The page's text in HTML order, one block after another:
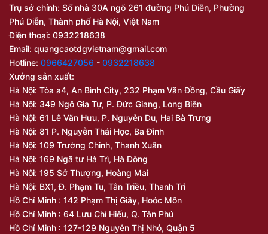
Trụ sở chính: Số nhà 30A ngõ 261 đường Phú Diễn, Phường
Phú Diễn, Thành phố Hà Nội, Việt Nam
Điện thoại: 0932218638
Email: quangcaotdgvietnam@gmail.com
Hotline: 0966427056 - 0932218638
Xưởng sản xuất:
Hà Nội: Tòa a4, An Bình City, 232 Phạm Văn Đồng, Cầu Giấy
Hà Nội: 349 Ngô Gia Tự, P. Đức Giang, Long Biên
Hà Nội: 61 Lê Văn Hưu, P. Nguyễn Du, Hai Bà Trưng
Hà Nội: 81 P. Nguyễn Thái Học, Ba Đình
Hà Nội: 109 Trường Chinh, Thanh Xuân
Hà Nội: 169 Ngã tư Hà Trì, Hà Đông
Hà Nội: 195 Sở Thượng, Hoàng Mai
Hà Nội: BX1, Đ. Phạm Tu, Tân Triều, Thanh Trì
Hồ Chí Minh : 142 Phạm Thị Giây, Hoóc Môn
Hồ Chí Minh : 64 Lưu Chí Hiếu, Q. Tân Phú
Hồ Chí Minh : 127-129 Nguyễn Thị Nhỏ, Quận 5